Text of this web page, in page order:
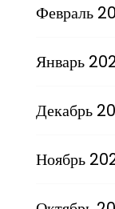
Февраль
Январь
Декабрь
Ноябрь